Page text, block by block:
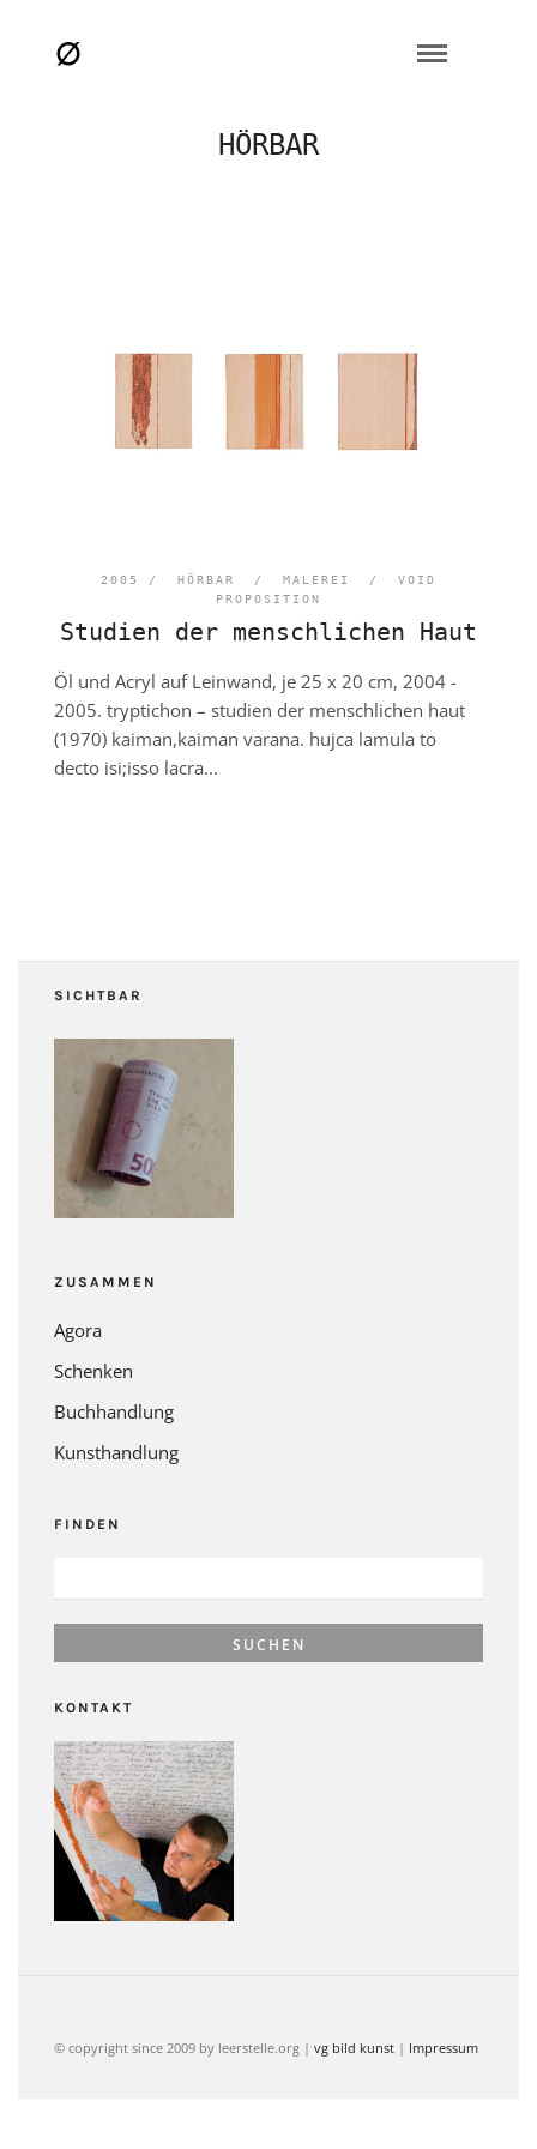
HÖRBAR
2005 / HÖRBAR / MALEREI / VOID
PROPOSITION
Studien der menschlichen Haut
Öl und Acryl auf Leinwand, je 25 x 20 cm, 2004 -
2005. tryptichon – studien der menschlichen haut
(1970) kaiman,kaiman varana. hujca lamula to
decto isi;isso lacra...
SICHTBAR
ZUSAMMEN
Agora
Schenken
Buchhandlung
Kunsthandlung
FINDEN
KONTAKT
© copyright since 2009 by leerstelle.org | vg bild kunst | Impressum